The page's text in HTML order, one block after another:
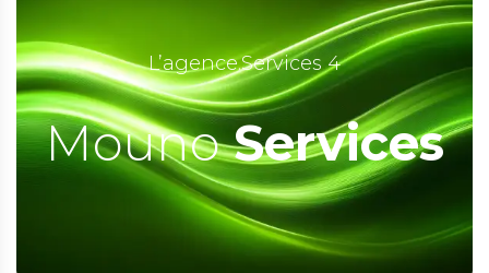
L’agence.Services 4
MounoServices